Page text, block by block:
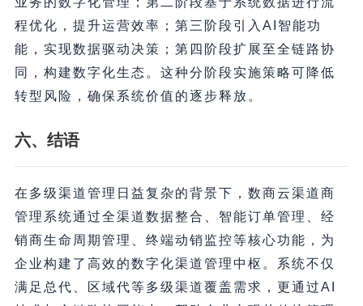
程优化，提升运营效率；第三阶段引入AI智能功
能，实现数据驱动决策；第四阶段扩展至全链路协
同，构建数字化生态。这种分阶段实施策略可降低
转型风险，确保系统价值的逐步释放。
六、结语
在多级渠道管理日益复杂的背景下，数商云渠道商
管理系统通过全渠道数据整合、智能订单管理、经
销商生命周期管理、终端动销监控等核心功能，为
企业构建了高效的数字化渠道管理中枢。系统不仅
满足总代、区域代等多级渠道覆盖需求，更通过AI